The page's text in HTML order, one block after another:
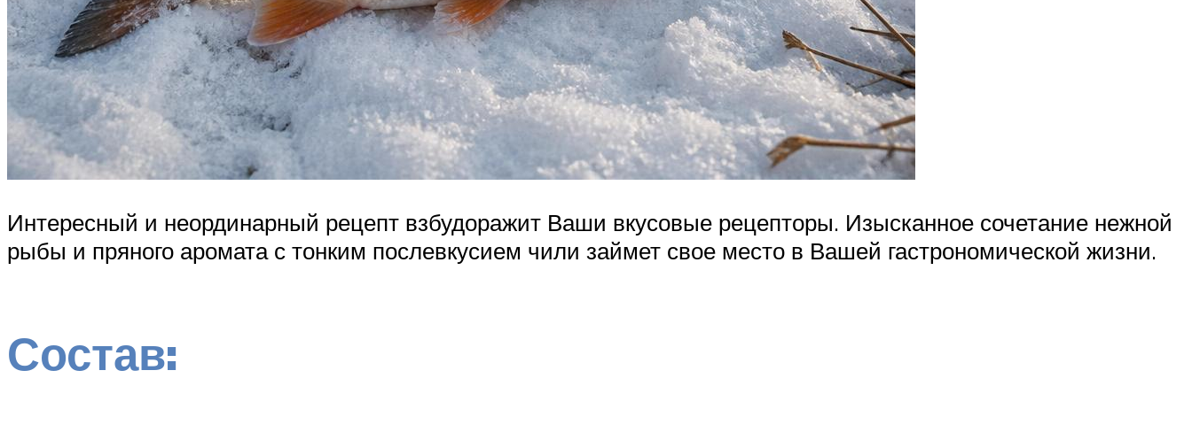
Интересный и неординарный рецепт взбудоражит Ваши вкусовые рецепторы. Изысканное сочетание нежной
рыбы и пряного аромата с тонким послевкусием чили займет свое место в Вашей гастрономической жизни.
Состав: